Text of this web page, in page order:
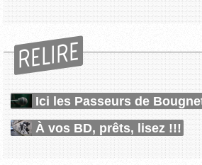
RELIRE
À vos BD, prêts, lisez !!!